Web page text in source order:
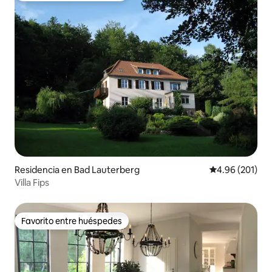
Residencia en Bad Lauterberg Calificación
4.96 (201)
Villa Fips
Favorito entre huéspedes
Favorito entre huéspedes